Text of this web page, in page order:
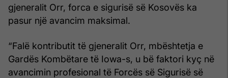
gjeneralit Orr, forca e sigurisë së Kosovës ka
pasur një avancim maksimal.
“Falë kontributit të gjeneralit Orr, mbështetja e
Gardës Kombëtare të Iowa-s, u bë faktori kyç në
avancimin profesional të Forcës së Sigurisë së